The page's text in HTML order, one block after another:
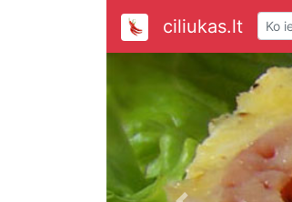
ciliukas.lt